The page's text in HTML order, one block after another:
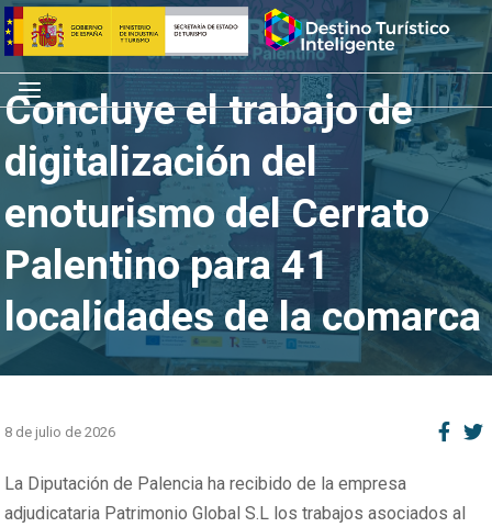
Saltar
al
contenido
Inicio
Menú
Concluye el trabajo de
digitalización del
enoturismo del Cerrato
Palentino para 41
localidades de la comarca
8 de julio de 2026
La Diputación de Palencia ha recibido de la empresa
adjudicataria Patrimonio Global S.L los trabajos asociados al